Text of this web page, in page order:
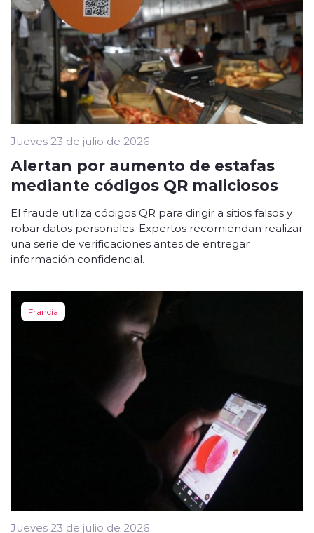
Jueves 23 de julio de 2026
Alertan por aumento de estafas
mediante códigos QR maliciosos
El fraude utiliza códigos QR para dirigir a sitios falsos y
robar datos personales. Expertos recomiendan realizar
una serie de verificaciones antes de entregar
información confidencial.
Francia
Jueves 23 de julio de 2026